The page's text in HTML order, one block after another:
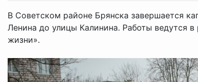
В Советском районе Брянска завершается
Ленина до улицы Калинина. Работы ведутся
жизни».